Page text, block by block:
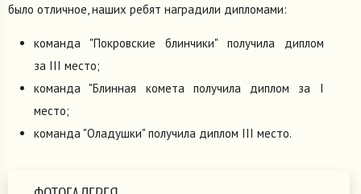
было отличное, наших ребят наградили дипломами:
команда "Покровские блинчики" получила диплом
за III место;
команда "Блинная комета получила диплом за I
место;
команда "Оладушки" получила диплом III место.